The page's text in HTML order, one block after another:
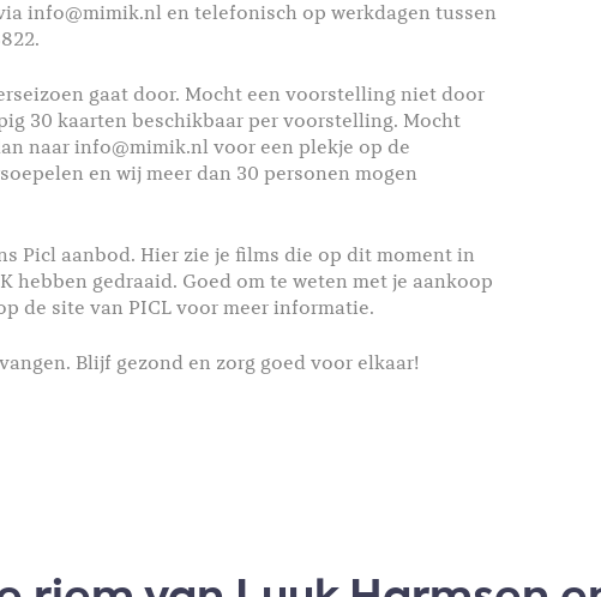
info@mimik.nl en telefonisch op werkdagen tussen
gaat door. Mocht een voorstelling niet door
30 kaarten beschikbaar per voorstelling. Mocht
naar info@mimik.nl voor een plekje op de
en wij meer dan 30 personen mogen
Picl aanbod. Hier zie je films die op dit moment in
hebben gedraaid. Goed om te weten met je aankoop
de site van PICL voor meer informatie.
Blijf gezond en zorg goed voor elkaar!